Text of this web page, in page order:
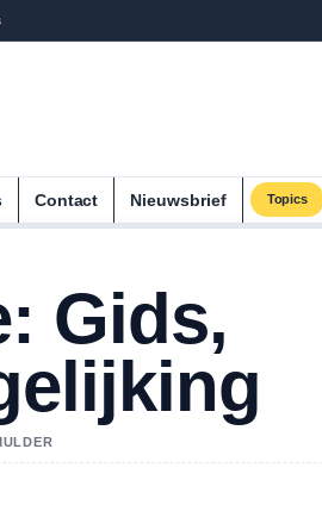
Contact Nieuwsbrief Topics
Gids,